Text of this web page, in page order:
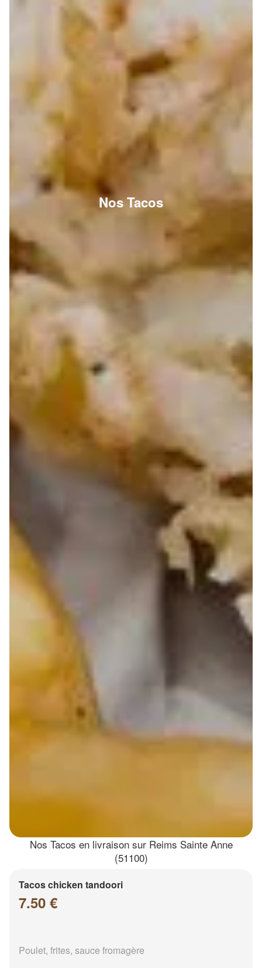
Nos Tacos
Nos Tacos en livraison sur Reims Sainte Anne
(51100)
Tacos chicken tandoori
7.50 €
Poulet, frites, sauce fromagère